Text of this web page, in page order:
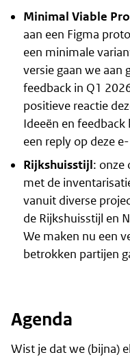
Minimal Viable
aan een Figma
een minimale
versie gaan we aan
feedback in Q1
positieve reactie
Ideeën en
een reply op deze
Rijkshuisstijl: onze
met de
vanuit diverse
de Rijkshuisstijl en
We maken nu een
betrokken partijen
Agenda
Wist je dat we (bijna)